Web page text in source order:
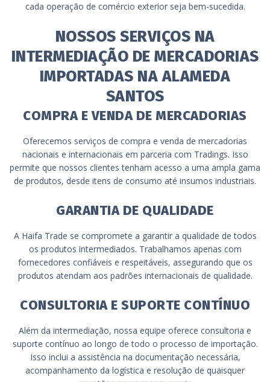
cada operação de comércio exterior seja bem-sucedida.
NOSSOS SERVIÇOS NA
INTERMEDIAÇÃO DE MERCADORIAS
IMPORTADAS NA ALAMEDA
SANTOS
COMPRA E VENDA DE MERCADORIAS
Oferecemos serviços de compra e venda de mercadorias
nacionais e internacionais em parceria com Tradings. Isso
permite que nossos clientes tenham acesso a uma ampla gama
de produtos, desde itens de consumo até insumos industriais.
GARANTIA DE QUALIDADE
A Haifa Trade se compromete a garantir a qualidade de todos
os produtos intermediados. Trabalhamos apenas com
fornecedores confiáveis e respeitáveis, assegurando que os
produtos atendam aos padrões internacionais de qualidade.
CONSULTORIA E SUPORTE CONTÍNUO
Além da intermediação, nossa equipe oferece consultoria e
suporte contínuo ao longo de todo o processo de importação.
Isso inclui a assistência na documentação necessária,
acompanhamento da logística e resolução de quaisquer